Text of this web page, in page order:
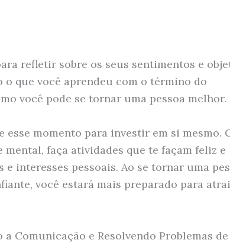
refletir sobre os seus sentimentos e
o que você aprendeu com o término do
você pode se tornar uma pessoa melhor.
esse momento para investir em si mesmo.
mental, faça atividades que te façam feliz e
e interesses pessoais. Ao se tornar uma
você estará mais preparado para
a Comunicação e Resolvendo Problemas de